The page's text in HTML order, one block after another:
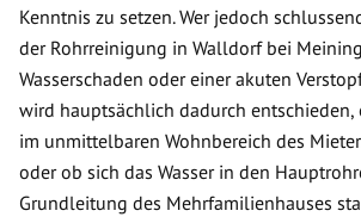
Kenntnis zu setzen. Wer jedoch
der Rohrreinigung in Walldorf bei
Wasserschaden oder einer akuten
wird hauptsächlich dadurch entschieden,
im unmittelbaren Wohnbereich des
oder ob sich das Wasser in den
Grundleitung des Mehrfamilienhauses